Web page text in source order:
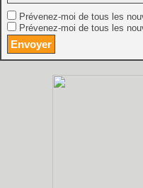
Prévenez-moi de tous les
Prévenez-moi de tous les